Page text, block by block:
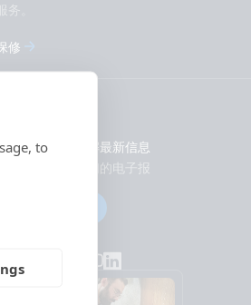
to
务。
修
及时了解最新信息
订阅我们的电子报